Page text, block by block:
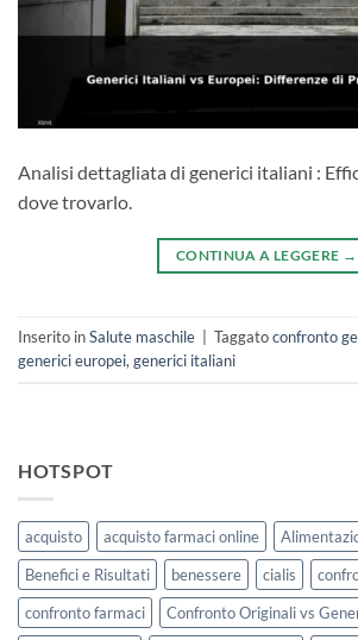
Analisi dettagliata di generici italiani :
dove trovarlo.
CONTINUA A LEGGERE →
Inserito inSalute maschile Taggatoconfronto
generici europei,generici italiani
HOTSPOT
acquisto acquisto farmaci online
Benefici e Risultati
benessere cialis
confronto farmaci
Confronto Originali vs